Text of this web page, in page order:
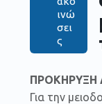
ινώ
σει
ς
ΠΡΟΚΗΡΥΞΗ
Για την